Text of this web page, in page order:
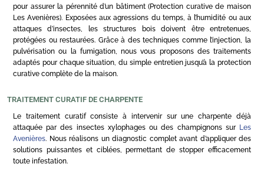
pour assurer la pérennité d’un bâtiment (Protection curative de maison
Les Avenières). Exposées aux agressions du temps, à l’humidité ou aux
attaques d’insectes, les structures bois doivent être entretenues,
protégées ou restaurées. Grâce à des techniques comme l’injection, la
pulvérisation ou la fumigation, nous vous proposons des traitements
adaptés pour chaque situation, du simple entretien jusqu’à la protection
curative complète de la maison.
TRAITEMENT CURATIF DE CHARPENTE
Le traitement curatif consiste à intervenir sur une charpente déjà
attaquée par des insectes xylophages ou des champignons sur Les
Avenières. Nous réalisons un diagnostic complet avant d’appliquer des
solutions puissantes et ciblées, permettant de stopper efficacement
toute infestation.